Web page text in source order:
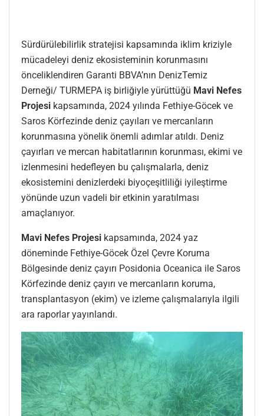
Sürdürülebilirlik stratejisi kapsamında iklim kriziyle
mücadeleyi deniz ekosisteminin korunmasını
önceliklendiren Garanti BBVA’nın DenizTemiz
Derneği/ TURMEPA iş birliğiyle yürüttüğü Mavi Nefes
Projesi kapsamında, 2024 yılında Fethiye-Göcek ve
Saros Körfezinde deniz çayıları ve mercanların
korunmasına yönelik önemli adımlar atıldı. Deniz
çayırları ve mercan habitatlarının korunması, ekimi ve
izlenmesini hedefleyen bu çalışmalarla, deniz
ekosistemini denizlerdeki biyoçeşitliliği iyileştirme
yönünde uzun vadeli bir etkinin yaratılması
amaçlanıyor.
Mavi Nefes Projesi kapsamında, 2024 yaz
döneminde Fethiye-Göcek Özel Çevre Koruma
Bölgesinde deniz çayırı Posidonia Oceanica ile Saros
Körfezinde deniz çayırı ve mercanların koruma,
transplantasyon (ekim) ve izleme çalışmalarıyla ilgili
ara raporlar yayınlandı.